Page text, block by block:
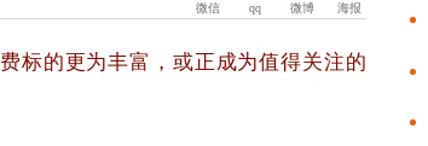
微信 qq 微博 海报
标的更为丰富，或正成为值得关注的